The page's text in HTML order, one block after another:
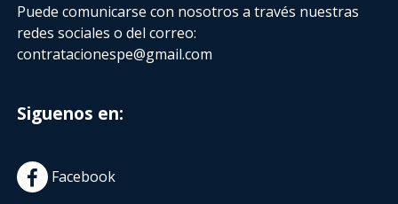
Puede comunicarse con nosotros a través nuestras
redes sociales o del correo:
contratacionespe@gmail.com
Siguenos en:
Facebook